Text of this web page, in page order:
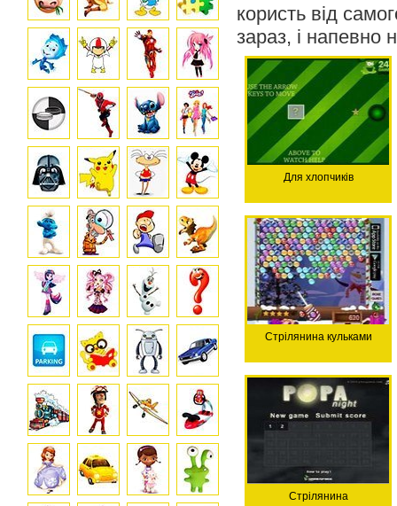
користь від
зараз, і напевно
Для хлопчиків
Стрілянина кульками
Стрілянина